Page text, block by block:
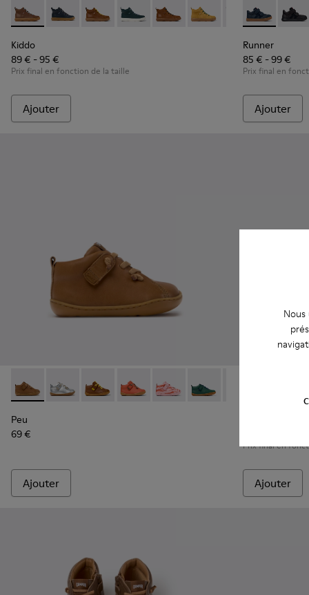
Kiddo - K900189-028 - Bottines en cuir marron pour enfants.
Kiddo - K900189-026 - Bottines en cuir bleu pour
Kiddo - K900189-025
Kiddo - K900189-021
Kiddo - K900189-020
Kiddo - K900189-018
Kiddo - K900189-
Kiddo -
Kiddo
89 € - 95 €
Prix final en fonction de la taille
Ajouter
Runner -
Runner
85 € - 99 €
Prix final en
Ajouter
Peu - 80153-119 - Bottines en cuir marron pour enfants.
Peu - 80153-120 - Bottines en cuir gris pour enfants.
Peu - 80153-116 - Bottines en cuir marron
Peu - 80153-115 - Bottines en cuir
Peu - 80153-113 - Bottines en
Peu - 80153-108
Peu
69 €
Ajouter
Brutus -
Prix final en
Ajouter